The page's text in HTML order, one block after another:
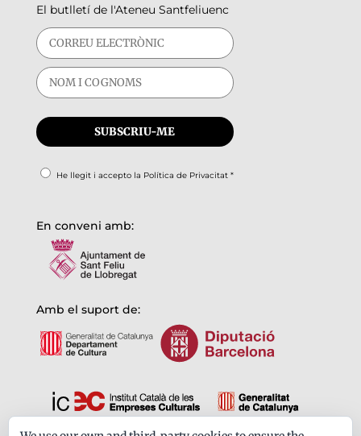
El butlletí de l'Ateneu Santfeliuenc
He llegit i accepto la Política de Privacitat*
En conveni amb:
Amb el suport de: